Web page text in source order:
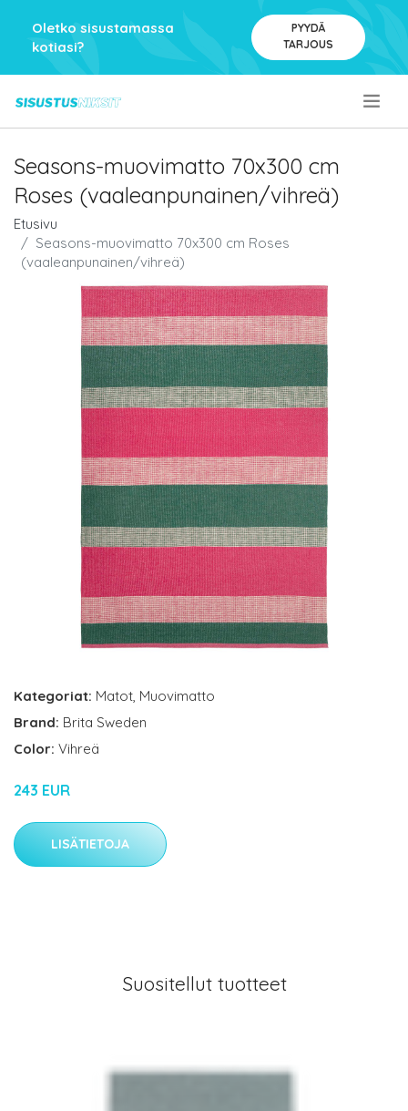
Oletko sisustamassa
kotiasi?
PYYDÄ
TARJOUS
Seasons-muovimatto 70x300 cm
Roses (vaaleanpunainen/vihreä)
Etusivu
Seasons-muovimatto 70x300 cm Roses
(vaaleanpunainen/vihreä)
Kategoriat: Matot, Muovimatto
Brand: Brita Sweden
Color: Vihreä
243 EUR
LISÄTIETOJA
Suositellut tuotteet